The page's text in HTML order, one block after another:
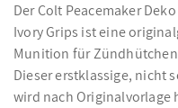
Der Colt Peacemaker
Ivory Grips ist eine
Munition für
Dieser erstklassige, nicht
wird nach Originalvorlage